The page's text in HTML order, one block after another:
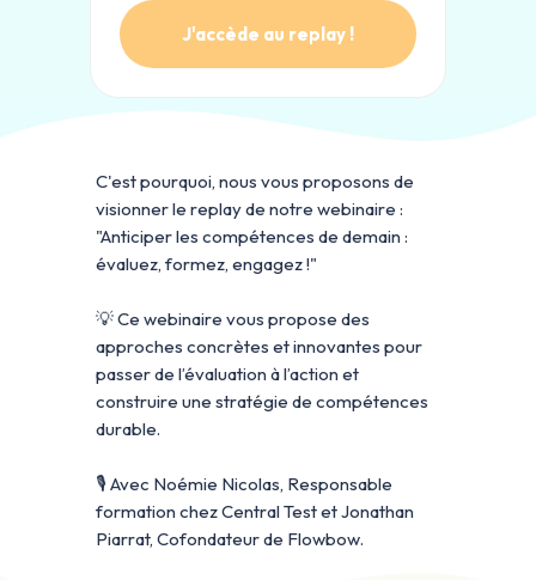
J'accède au replay !
C'est pourquoi, nous vous proposons de
visionner le replay de notre webinaire :
"Anticiper les compétences de demain :
évaluez, formez, engagez !"
💡 Ce webinaire vous propose des
approches concrètes et innovantes pour
passer de l’évaluation à l’action et
construire une stratégie de compétences
durable.
🎙 Avec Noémie Nicolas, Responsable
formation chez Central Test et Jonathan
Piarrat, Cofondateur de Flowbow.